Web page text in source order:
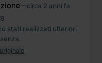
—circa 2 anni fa
stati realizzati ulteriori